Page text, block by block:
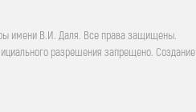
имени В.И. Даля. Все права защищены.
разрешения запрещено. Создание